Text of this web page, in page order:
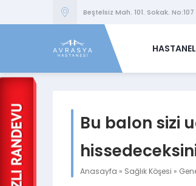
Beştelsiz Mah. 101. Sokak.
Bu balon sizi
Anasayfa » Sağlık Köşesi »